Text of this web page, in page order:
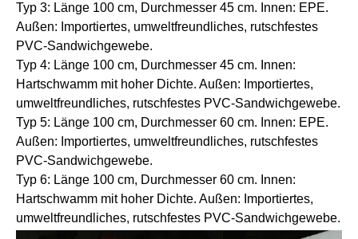
Typ 3: Länge 100 cm, Durchmesser 45 cm. Innen: EPE.
Außen: Importiertes, umweltfreundliches, rutschfestes
PVC-Sandwichgewebe.
Typ 4: Länge 100 cm, Durchmesser 45 cm. Innen:
Hartschwamm mit hoher Dichte. Außen: Importiertes,
umweltfreundliches, rutschfestes PVC-Sandwichgewebe.
Typ 5: Länge 100 cm, Durchmesser 60 cm. Innen: EPE.
Außen: Importiertes, umweltfreundliches, rutschfestes
PVC-Sandwichgewebe.
Typ 6: Länge 100 cm, Durchmesser 60 cm. Innen:
Hartschwamm mit hoher Dichte. Außen: Importiertes,
umweltfreundliches, rutschfestes PVC-Sandwichgewebe.